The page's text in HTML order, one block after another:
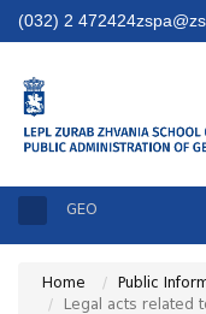
(032) 2 472424
GEO
Home Public
Legal acts related